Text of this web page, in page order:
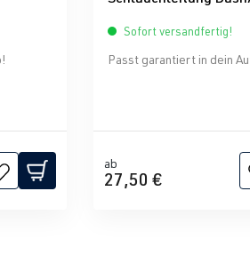
Sofort versandfertig!
Passt garantiert in dein
ab
27,50 €